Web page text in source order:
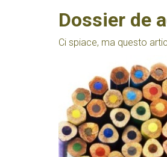
Dossier de
Ci spiace, ma questo